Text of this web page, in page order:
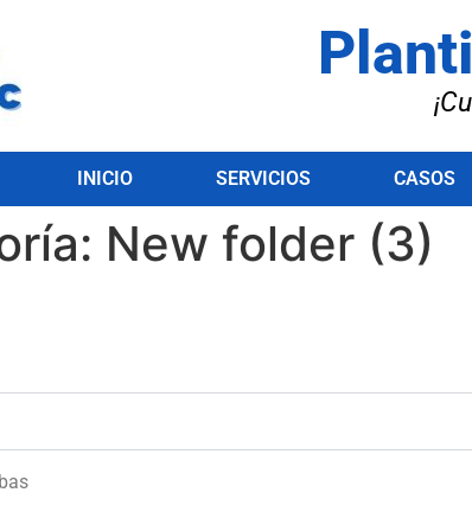
INICIO SERVICIOS CASOS
New folder (3)